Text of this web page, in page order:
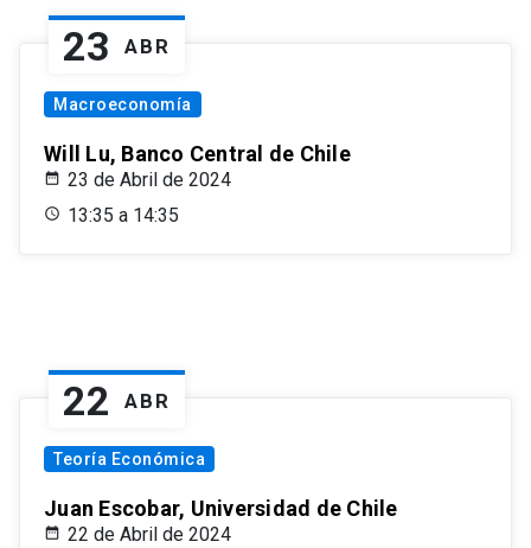
23 ABR
Macroeconomía
Will Lu, Banco Central de Chile
23 de Abril de 2024
13:35 a 14:35
22 ABR
Teoría Económica
Juan Escobar, Universidad de Chile
22 de Abril de 2024